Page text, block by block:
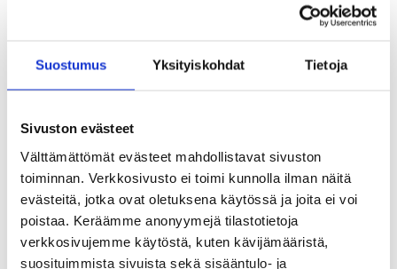
Suostumus Yksityiskohdat Tietoja
Sivuston evästeet
Välttämättömät evästeet mahdollistavat sivuston
toiminnan. Verkkosivusto ei toimi kunnolla ilman näitä
evästeitä, jotka ovat oletuksena käytössä ja joita ei voi
poistaa. Keräämme anonyymejä tilastotietoja
verkkosivujemme käytöstä, kuten kävijämääristä,
suosituimmista sivuista sekä sisääntulo- ja
Ajankohtaista
”Tavoitteena on saada ihmiset